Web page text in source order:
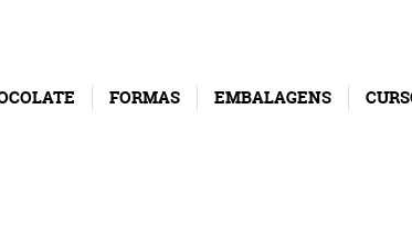
FORMAS EMBALAGENS